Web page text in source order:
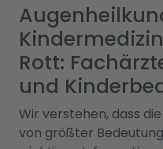
Rott:
und
Wir verstehen, dass
von größter